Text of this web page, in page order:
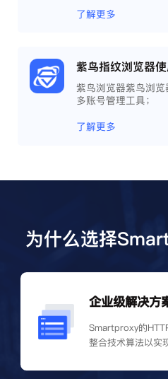
了解更多
紫鸟指纹浏览器
紫鸟浏览器紫鸟浏
多账号管理工具；
了解更多
为什么选择
企业级解决方
Smartproxy的
整合技术算法以实